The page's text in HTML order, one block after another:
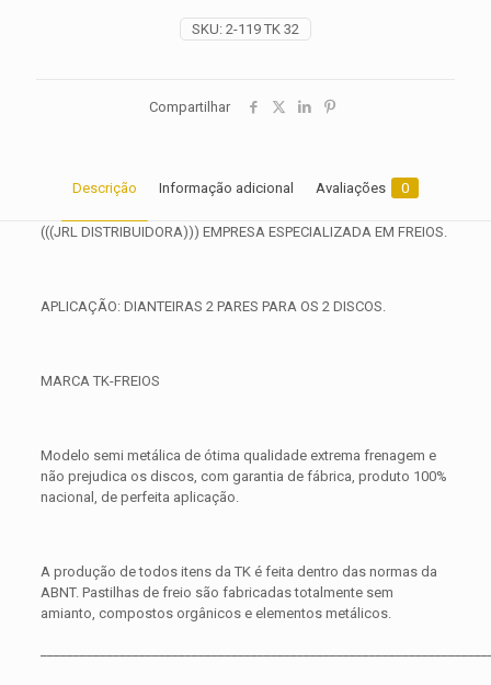
SKU: 2-119 TK 32
Compartilhar
Descrição Informação adicional Avaliações 0
(((JRL DISTRIBUIDORA))) EMPRESA ESPECIALIZADA EM FREIOS.
APLICAÇÃO: DIANTEIRAS 2 PARES PARA OS 2 DISCOS.
MARCA TK-FREIOS
Modelo semi metálica de ótima qualidade extrema frenagem e
não prejudica os discos, com garantia de fábrica, produto 100%
nacional, de perfeita aplicação.
A produção de todos itens da TK é feita dentro das normas da
ABNT. Pastilhas de freio são fabricadas totalmente sem
amianto, compostos orgânicos e elementos metálicos.